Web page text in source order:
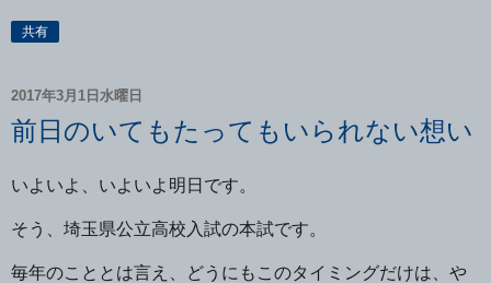
共有
2017年3月1日水曜日
前日のいてもたってもいられない想い
いよいよ、いよいよ明日です。
そう、埼玉県公立高校入試の本試です。
毎年のこととは言え、どうにもこのタイミングだけは、や